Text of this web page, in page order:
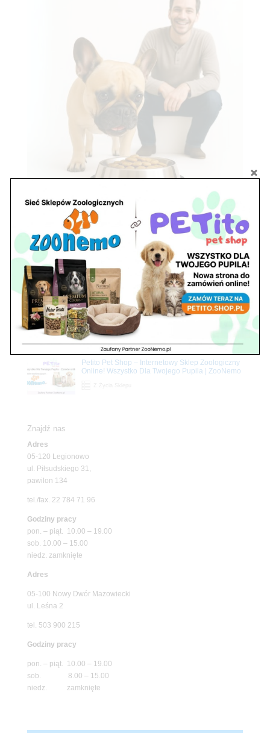
Zobacz również
Ryby akwariowe Legionowo i Nowy Dwór
Mazowiecki – Sklep ZooNemo
Z Życia Sklepu
Stwórz podwodne arcydzieło: Najpiękniejsze
rośliny akwariowe w ZooNemo – Legionowo i
Nowy Dwór Mazowiecki
Promocje
Upały wracają! Zadbaj o komfort swojego pupila
z matami chłodzącymi ZooNemo
Petito Pet Shop – Internetowy Sklep Zoologiczny
Online! Wszystko Dla Twojego Pupila | ZooNemo
Znajdź nas
Adres
05-120 Legionowo
ul. Piłsudskiego 31,
pawilon 134
tel./fax. 22 784 71 96
Godziny pracy
pon. – piąt. 10.00 – 19.00
sob. 10.00 – 15.00
niedz. zamknięte
Adres
05-100 Nowy Dwór Mazowiecki
ul. Leśna 2
tel. 503 900 215
Godziny pracy
pon. – piąt. 10.00 – 19.00
sob. 8.00 – 15.00
niedz. zamknięte